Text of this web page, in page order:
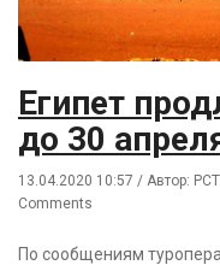
Египет
до 30
13.04.2020 10:57 / Автор:
Comments
По сообщениям